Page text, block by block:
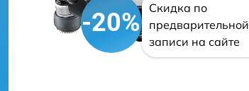
-20%
Скидка по
предварительной
записи на сайте